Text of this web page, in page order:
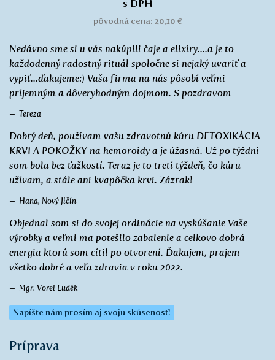
s DPH
pôvodná cena: 20,10 €
Nedávno sme si u vás nakúpili čaje a elixíry....a je to
každodenný radostný rituál spoločne si nejaký uvariť a
vypiť...ďakujeme:) Vaša firma na nás pôsobí veľmi
príjemným a dôveryhodným dojmom. S pozdravom
Tereza
Dobrý deň, používam vašu zdravotnú kúru DETOXIKÁCIA
KRVI A POKOŽKY na hemoroidy a je úžasná. Už po týždni
som bola bez ťažkostí. Teraz je to tretí týždeň, čo kúru
užívam, a stále ani kvapôčka krvi. Zázrak!
Hana, Nový Jičín
Objednal som si do svojej ordinácie na vyskúšanie Vaše
výrobky a veľmi ma potešilo zabalenie a celkovo dobrá
energia ktorú som cítil po otvorení. Ďakujem, prajem
všetko dobré a veľa zdravia v roku 2022.
Mgr. Vorel Luděk
Napíšte nám prosím aj svoju skúsenosť!
Príprava